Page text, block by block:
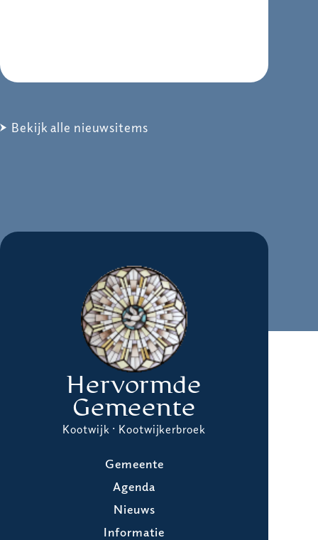
Bekijk alle nieuwsitems
Hervormde
Gemeente
Kootwijk · Kootwijkerbroek
Gemeente
Agenda
Nieuws
Informatie